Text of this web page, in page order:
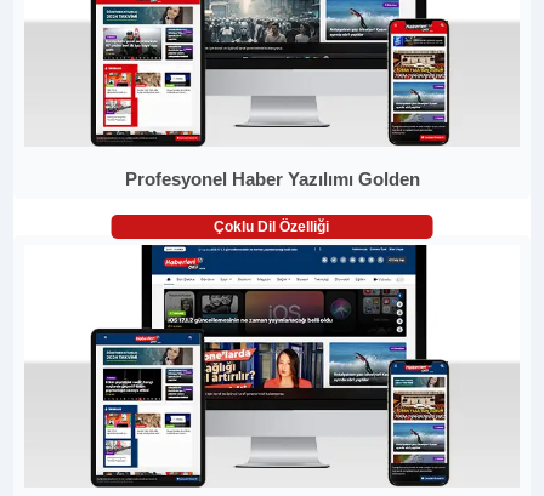
Profesyonel Haber Yazılımı Golden
Çoklu Dil Özelliği